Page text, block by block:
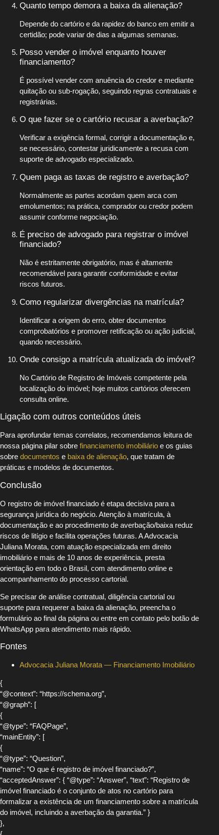
Quanto tempo demora a baixa da alienação?
Depende do cartório e da rapidez do banco em emitir a
certidão; pode variar de dias a algumas semanas.
Posso vender o imóvel enquanto houver
financiamento?
É possível vender com anuência do credor e mediante
quitação ou sub-rogação, seguindo regras contratuais e
registrárias.
O que fazer se o cartório recusar a averbação?
Verificar a exigência formal, corrigir a documentação e,
se necessário, contestar juridicamente a recusa com
suporte de advogado especializado.
Quem paga as taxas de registro e averbação?
Normalmente as partes acordam quem arca com
emolumentos; na prática, comprador ou credor podem
assumir conforme negociação.
É preciso de advogado para registrar o imóvel
financiado?
Não é estritamente obrigatório, mas é altamente
recomendável para garantir conformidade e evitar
riscos futuros.
Como regularizar divergências na matrícula?
Identificar a origem do erro, obter documentos
comprobatórios e promover retificação ou ação judicial,
quando necessário.
Onde consigo a matrícula atualizada do imóvel?
No Cartório de Registro de Imóveis competente pela
localização do imóvel; hoje muitos cartórios oferecem
consulta online.
Ligação com outros conteúdos úteis
Para aprofundar temas correlatos, recomendamos leitura de
nossa página pilar sobre financiamento imobiliário e os guias
sobre documentos e baixa de alienação, que tratam de
práticas e modelos de documentos.
Conclusão
O registro de imóvel financiado é etapa decisiva para a
segurança jurídica do negócio. Atenção à matrícula, à
documentação e ao procedimento de averbação/baixa reduz
riscos de litígio e facilita operações futuras. A Advocacia
Juliana Morata, com atuação especializada em direito
imobiliário e mais de 10 anos de experiência, presta
orientação em todo o Brasil, com atendimento online e
acompanhamento do processo cartorial.
Se precisar de análise contratual, diligência cartorial ou
suporte para requerer a baixa da alienação, preencha o
formulário ao final da página ou entre em contato pelo botão de
WhatsApp para atendimento mais rápido.
Fontes
Advocacia Juliana Morata — Financiamento Imobiliário
{
“@context”: “https://schema.org”,
“@graph”: [
{
“@type”: “FAQPage”,
“mainEntity”: [
{
“@type”: “Question”,
“name”: “O que é registro de imóvel financiado?”,
“acceptedAnswer”: { “@type”: “Answer”, “text”: “Registro de
imóvel financiado é o conjunto de atos no cartório para
formalizar a existência de um financiamento sobre a matrícula
do imóvel, incluindo a averbação da garantia.” }
},